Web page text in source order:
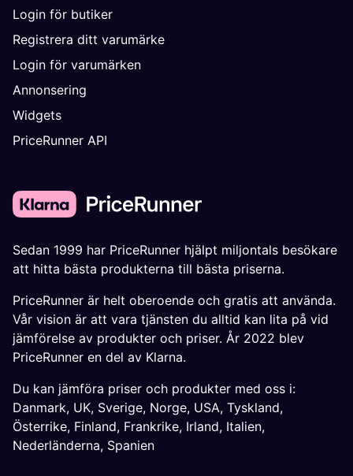
Login för butiker
Registrera ditt varumärke
Login för varumärken
Annonsering
Widgets
PriceRunner API
Sedan 1999 har PriceRunner hjälpt miljontals besökare
att hitta bästa produkterna till bästa priserna.
PriceRunner är helt oberoende och gratis att använda.
Vår vision är att vara tjänsten du alltid kan lita på vid
jämförelse av produkter och priser. År 2022 blev
PriceRunner en del av Klarna.
Du kan jämföra priser och produkter med oss i:
Danmark, UK, Sverige, Norge, USA, Tyskland,
Österrike, Finland, Frankrike, Irland, Italien,
Nederländerna, Spanien